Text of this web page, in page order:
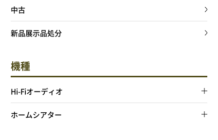
プライバシーポリシー
サイトポリシー
Tel.0568-37-4757
【営業時間】9:30～18:00
中古
新品展示品処分
機種
Hi-Fiオーディオ
ホームシアター